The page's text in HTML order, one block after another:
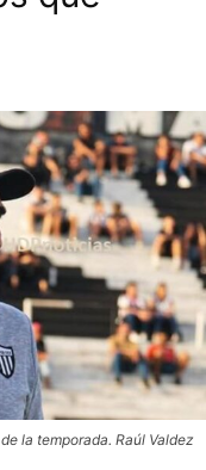
la temporada. Raúl Valdez